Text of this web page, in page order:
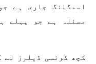
اسمگلنگ جاری ہے
مسئلہ ہے جو پہلے
کچھ کرنسی ڈیلرز نے